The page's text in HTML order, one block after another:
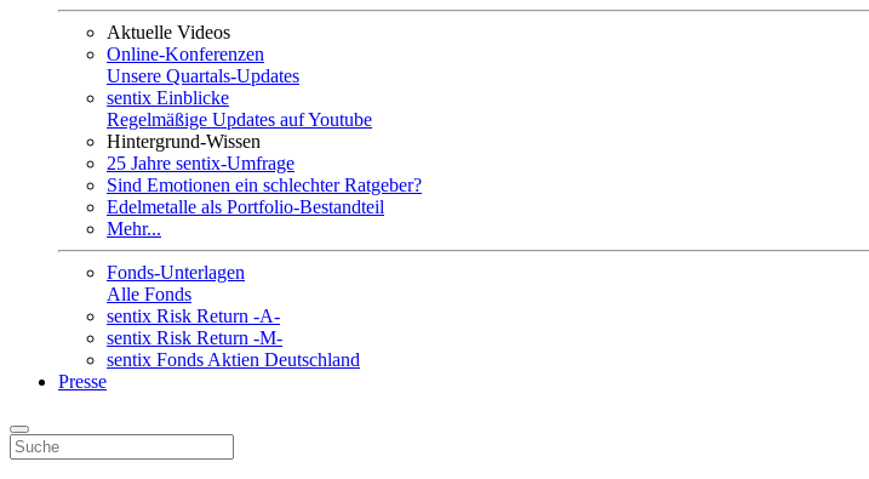
Aktuelle Videos
Online-Konferenzen
Unsere Quartals-Updates
sentix Einblicke
Regelmäßige Updates auf Youtube
Hintergrund-Wissen
25 Jahre sentix-Umfrage
Sind Emotionen ein schlechter Ratgeber?
Edelmetalle als Portfolio-Bestandteil
Mehr...
Fonds-Unterlagen
Alle Fonds
sentix Risk Return -A-
sentix Risk Return -M-
sentix Fonds Aktien Deutschland
Presse